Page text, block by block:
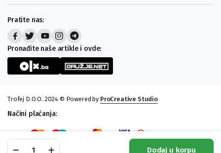
Dodaj u korpu
Pratite nas:
Pronađite naše artikle i ovde:
Trofej D.O.O. 2024 © Powered by ProCreative Studio
Načini plaćanja: